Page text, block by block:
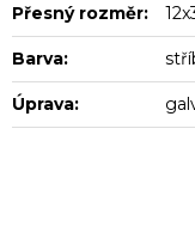
Přesný rozměr:
Barva:
Úprava: